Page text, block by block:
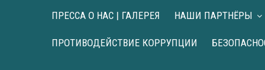
ПРЕССА О НАС | ГАЛЕРЕЯ НАШИ ПАРТНЁРЫ
ПРОТИВОДЕЙСТВИЕ КОРРУПЦИИ